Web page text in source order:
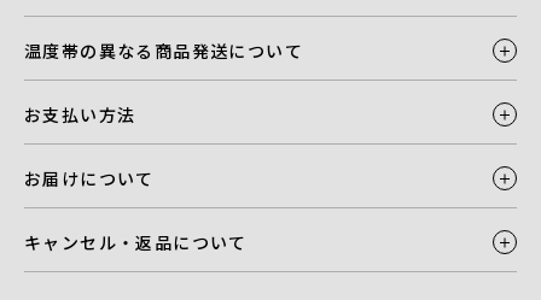
温度帯の異なる商品発送について
お支払い方法
お届けについて
キャンセル・返品について